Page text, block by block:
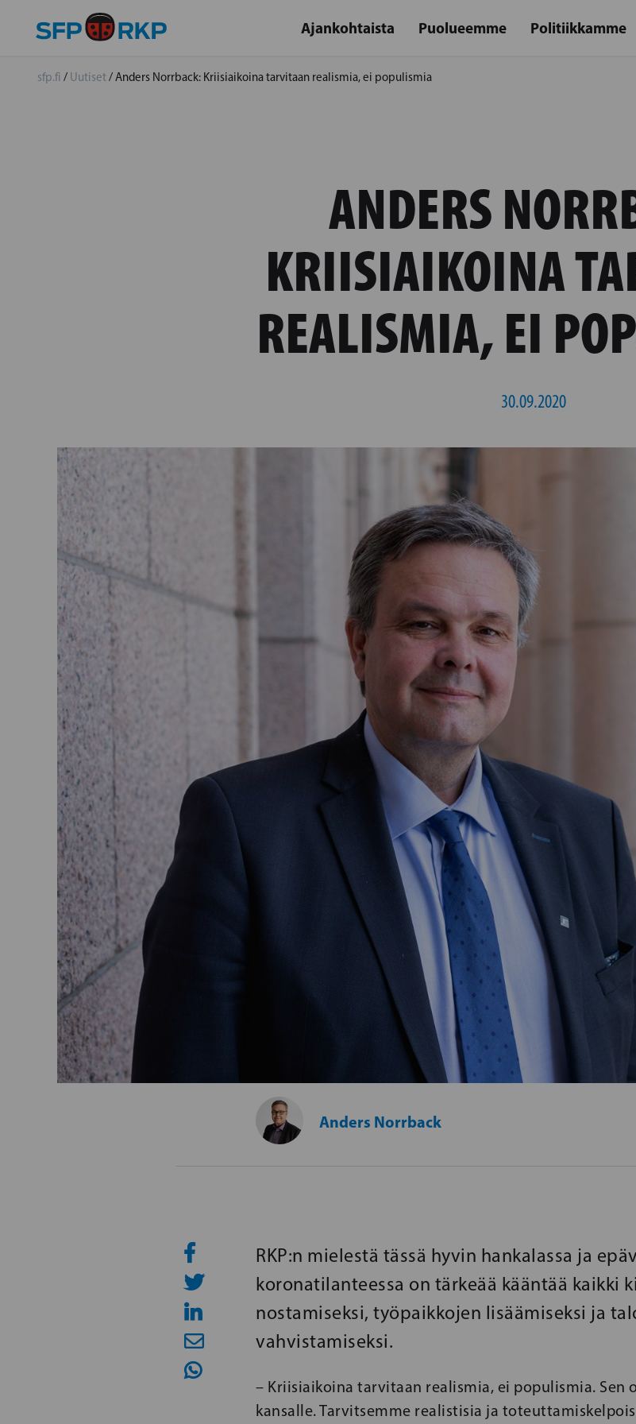
Ajankohtaista Puolueemme Politiikkamme
sfp.fi / Uutiset/Anders Norrback: Kriisiaikoina tarvitaan realismia, ei populismia
ANDERS
KRIISIAIKOINA
REALISMIA, EI
30.09.2020
Anders Norrback
RKP:n mielestä tässä hyvin hankalassa ja
koronatilanteessa on tärkeää kääntää kaikki
nostamiseksi, työpaikkojen lisäämiseksi ja
vahvistamiseksi.
– Kriisiaikoina tarvitaan realismia, ei populismia. Sen
kansalle. Tarvitsemme realistisia ja